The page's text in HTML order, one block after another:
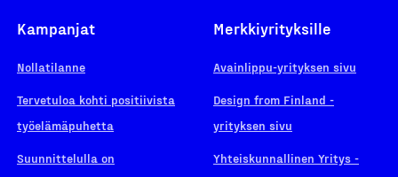
Kampanjat
Nollatilanne
Tervetuloa kohti positiivista
työelämäpuhetta
Suunnittelulla on
Merkkiyrityksille
Avainlippu-yrityksen sivu
Design from Finland -
yrityksen sivu
Yhteiskunnallinen Yritys -